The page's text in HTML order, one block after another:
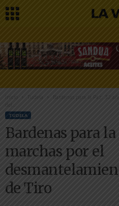
Inicio Tudela
Bardenas para la Paz: 32
TUDELA
Bardenas para la
marchas por el
de Tiro